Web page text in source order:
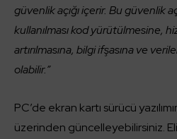
güvenlik açığı içerir. Bu güvenlik
kullanılması kod yürütülmesine,
artırılmasına, bilgi ifşasına ve
olabilir.”
PC’de ekran kartı sürücü
üzerinden güncelleyebilirsiniz.